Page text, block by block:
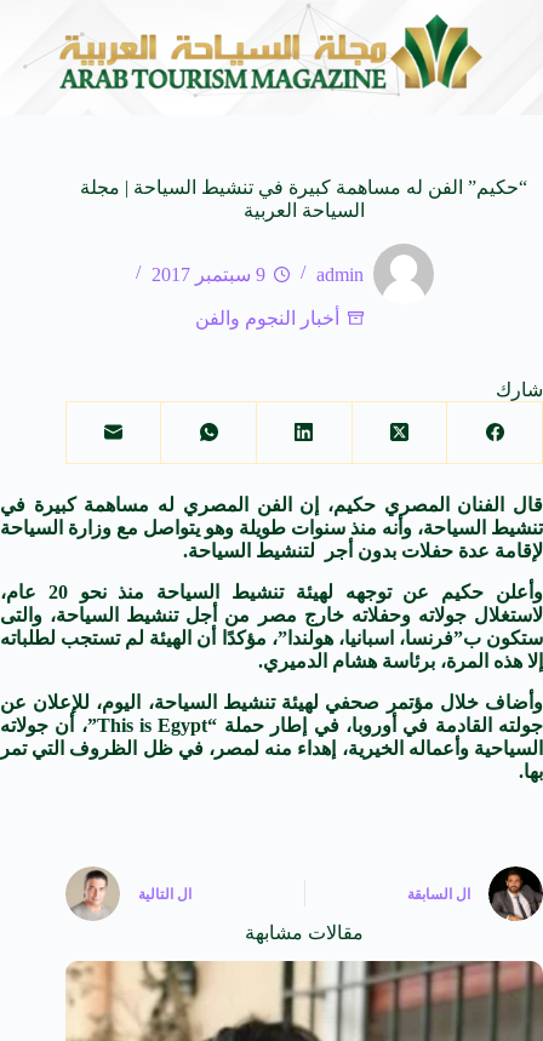
7 أغسطس 2026 بحيرة قبر عون جوهرة
“حكيم” الفن له مساهمة كبيرة في تنشيط السياحة | مجلة
السياحة العربية
admin 9 سبتمبر 2017
أخبار النجوم والفن
شارك
قال الفنان المصري حكيم، إن الفن المصري له مساهمة كبيرة في
تنشيط السياحة، وأنه منذ سنوات طويلة وهو يتواصل مع وزارة السياحة
لإقامة عدة حفلات بدون أجر لتنشيط السياحة.
وأعلن حكيم عن توجهه لهيئة تنشيط السياحة منذ نحو 20 عام،
لاستغلال جولاته وحفلاته خارج مصر من أجل تنشيط السياحة، والتى
ستكون ب”فرنسا، اسبانيا، هولندا”، مؤكدًا أن الهيئة لم تستجب لطلباته
إلا هذه المرة، برئاسة هشام الدميري.
وأضاف خلال مؤتمر صحفي لهيئة تنشيط السياحة، اليوم، للإعلان عن
جولته القادمة في أوروبا، في إطار حملة “This is Egypt”، أن جولاته
السياحية وأعماله الخيرية، إهداء منه لمصر، في ظل الظروف التي تمر
بها.
ال السابقة ال التالية
مقالات مشابهة